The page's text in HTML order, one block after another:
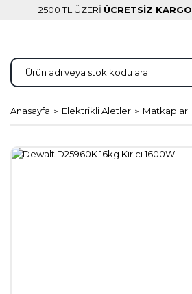
2500 TL ÜZERİ ÜCRETSİZ KARGO
Anasayfa Elektrikli Aletler Matkaplar